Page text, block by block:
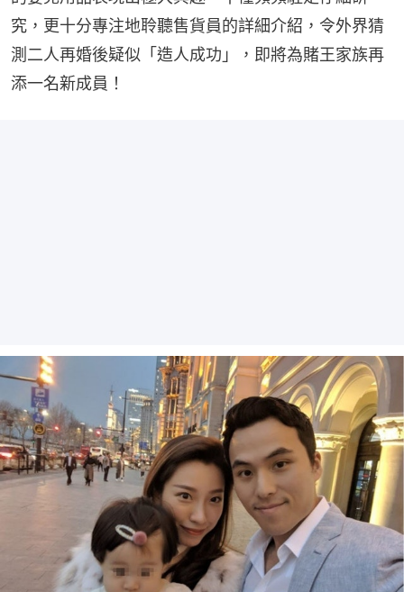
究，更十分專注地聆聽售貨員的詳細介紹，令外界猜
測二人再婚後疑似「造人成功」，即將為賭王家族再
添一名新成員！